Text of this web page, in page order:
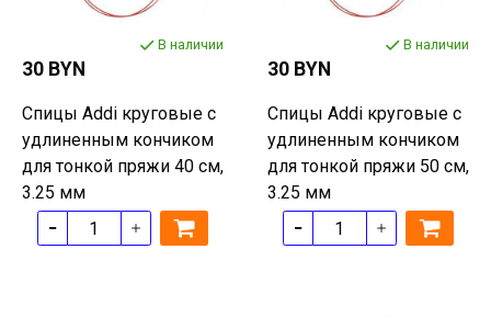
В наличии
30 BYN
Спицы Addi круговые с
удлиненным кончиком
для тонкой пряжи 40 см,
3.25 мм
В наличии
30 BYN
Спицы Addi круговые с
удлиненным кончиком
для тонкой пряжи 50 см,
3.25 мм